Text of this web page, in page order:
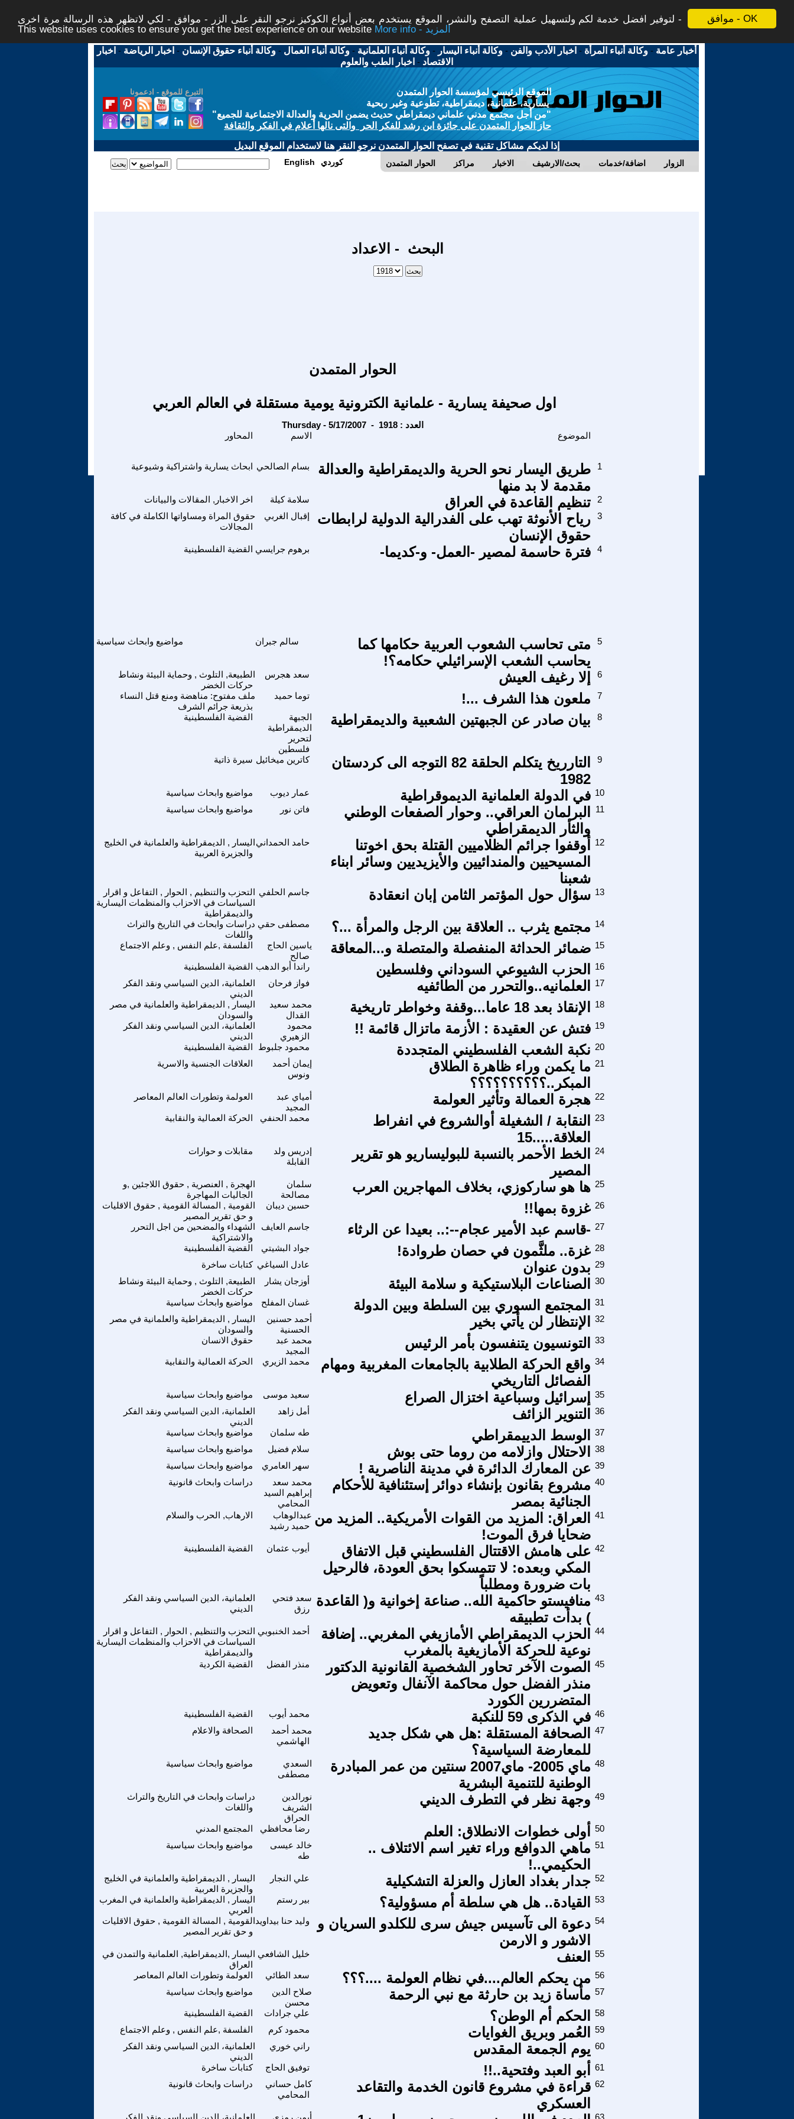
موافق - OK
لتوفير افضل خدمة لكم ولتسهيل عملية التصفح والنشر، الموقع يستخدم بعض أنواع الكوكيز نرجو النقر على الزر - موافق - لكي لاتظهر هذه الرسالة مرة اخرى -
This website uses cookies to ensure you get the best experience on our website
More info - المزيد
أخبار عامة -وكالة أنباء المرأة - اخبار الأدب والفن -وكالة أنباء اليسار -وكالة أنباء العلمانية -وكالة أنباء العمال -وكالة أنباء حقوق الإنسان - اخبار الرياضة - اخبار
الاقتصاد - اخبار الطب والعلوم
التبرع للموقع - ادعمونا
الموقع الرئيسي لمؤسسة الحوار المتمدن
يسارية، علمانية، ديمقراطية، تطوعية وغير ربحية
"من أجل مجتمع مدني علماني ديمقراطي حديث يضمن الحرية والعدالة الاجتماعية للجميع"
حاز الحوار المتمدن على جائزة ابن رشد للفكر الحر والتى نالها أعلام في الفكر والثقافة
إذا لديكم مشاكل تقنية في تصفح الحوار المتمدن نرجو النقر هنا لاستخدام الموقع البديل
الحوار المتمدن مراكز الاخبار بحث/الارشيف اضافة/خدمات الزوار English كوردي
البحث - الاعداد
الحوار المتمدن
اول صحيفة يسارية - علمانية الكترونية يومية مستقلة في العالم العربي
Thursday - 5/17/2007 - العدد : 1918
الاسم الموضوع
ابحاث يسارية واشتراكية وشيوعية بسام الصالحي
طريق اليسار نحو الحرية والديمقراطية والعدالة
مقدمة لا بد منها
1
اخر الاخبار, المقالات والبيانات سلامة كيلة تنظيم القاعدة في العراق
2
حقوق المراة ومساواتها الكاملة في كافة
المجالات
إقبال الغربي
رياح الأنوثة تهب على الفدرالية الدولية لرابطات
حقوق الإنسان
3
القضية الفلسطينية برهوم جرايسي فترة حاسمة لمصير -العمل- و-كديما- 4
مواضيع وابحاث سياسية سالم جبران
متى تحاسب الشعوب العربية حكامها كما
يحاسب الشعب الإسرائيلي حكامه؟!
5
الطبيعة, التلوث , وحماية البيئة ونشاط
حركات الخضر
سعد هجرس إلا رغيف العيش 6
ملف مفتوح: مناهضة ومنع قتل النساء
بذريعة جرائم الشرف
توما حميد ملعون هذا الشرف ...! 7
القضية الفلسطينية
الجبهة
الديمقراطية
لتحرير
فلسطين
بيان صادر عن الجبهتين الشعبية والديمقراطية 8
سيرة ذاتية كاترين ميخائيل
التارريخ يتكلم الحلقة 82 التوجه الى كردستان
1982
9
مواضيع وابحاث سياسية عمار ديوب في الدولة العلمانية الديموقراطية 10
مواضيع وابحاث سياسية
فاتن نور
البرلمان العراقي.. وحوار الصفعات الوطني
والثأر الديمقراطي
11
اليسار , الديمقراطية والعلمانية في الخليج
والجزيرة العربية
حامد الحمداني
أوقفوا جرائم الظلاميين القتلة بحق اخوتنا
المسيحيين والمندائيين والأيزيديين وسائر ابناء
شعبنا
12
التحزب والتنظيم , الحوار , التفاعل و اقرار
السياسات في الاحزاب والمنظمات اليسارية
والديمقراطية
جاسم الحلفي سؤال حول المؤتمر الثامن إبان انعقادة 13
دراسات وابحاث في التاريخ والتراث
واللغات
مصطفى حقي مجتمع يثرب .. العلاقة بين الرجل والمرأة ...؟ 14
الفلسفة ,علم النفس , وعلم الاجتماع
ياسين الحاج
صالح
ضمائر الحداثة المنفصلة والمتصلة و...المعاقة 15
القضية الفلسطينية راندا أبو الدهب الحزب الشيوعي السوداني وفلسطين
16
العلمانية، الدين السياسي ونقد الفكر
الديني
فواز فرحان العلمانيه..والتحرر من الطائفيه 17
اليسار , الديمقراطية والعلمانية في مصر
والسودان
محمد سعيد
القدال
الإنقاذ بعد 18 عاما...وقفة وخواطر تاريخية 18
العلمانية، الدين السياسي ونقد الفكر
الديني
محمود
الزهيري
فتش عن العقيدة : الأزمة ماتزال قائمة !! 19
القضية الفلسطينية محمود جلبوط نكبة الشعب الفلسطيني المتجددة 20
العلاقات الجنسية والاسرية
إيمان أحمد
ونوس
ما يكمن وراء ظاهرة الطلاق
المبكر..؟؟؟؟؟؟؟؟؟؟
21
العولمة وتطورات العالم المعاصر
أمياي عبد
المجيد
هجرة العمالة وتأثير العولمة 22
الحركة العمالية والنقابية محمد الحنفي
النقابة / الشغيلة أوالشروع في انفراط
العلاقة.....15
23
مقابلات و حوارات
إدريس ولد
القابلة
الخط الأحمر بالنسبة للبوليساريو هو تقرير
المصير
24
الهجرة , العنصرية , حقوق اللاجئين ,و
الجاليات المهاجرة
سلمان
مصالحة
ها هو ساركوزي، بخلاف المهاجرين العرب 25
القومية , المسالة القومية , حقوق الاقليات
و حق تقرير المصير
حسين ديبان غزوة بمها!! 26
الشهداء والمضحين من اجل التحرر
والاشتراكية
جاسم العايف -قاسم عبد الأمير عجام--:.. بعيدا عن الرثاء 27
القضية الفلسطينية جواد البشيتي غزة.. ملثَّمون في حصان طروادة! 28
كتابات ساخرة عادل السياغي بدون عنوان 29
الطبيعة, التلوث , وحماية البيئة ونشاط
حركات الخضر
أوزجان يشار الصناعات البلاستيكية و سلامة البيئة 30
مواضيع وابحاث سياسية غسان المفلح المجتمع السوري بين السلطة وبين الدولة
31
اليسار , الديمقراطية والعلمانية في مصر
والسودان
أحمد حسنين
الحسنية
الإنتظار لن يأتي بخير 32
حقوق الانسان
محمد عبد
المجيد
التونسيون يتنفسون بأمر الرئيس 33
الحركة العمالية والنقابية محمد الزيري
واقع الحركة الطلابية بالجامعات المغربية ومهام
الفصائل التاريخي
34
مواضيع وابحاث سياسية سعيد موسى إسرائيل وسباعية اختزال الصراع
35
العلمانية، الدين السياسي ونقد الفكر
الديني
أمل زاهد التنوير الزائف 36
مواضيع وابحاث سياسية طه سلمان الوسط الدييمقراطي
37
مواضيع وابحاث سياسية
سلام فضيل الاحتلال وازلامه من روما حتى بوش
38
مواضيع وابحاث سياسية
سهر العامري عن المعارك الدائرة في مدينة الناصرية ! 39
دراسات وابحاث قانونية
محمد سعد
إبراهيم السيد
المحامي
مشروع بقانون بإنشاء دوائر إستئنافية للأحكام
الجنائية بمصر
40
الارهاب, الحرب والسلام
عبدالوهاب
حميد رشيد العراق: المزيد من القوات الأمريكية.. المزيد من
ضحايا فرق الموت!
41
القضية الفلسطينية أيوب عثمان
على هامش الاقتتال الفلسطيني قبل الاتفاق
المكي وبعده: لا تتمسكوا بحق العودة، فالرحيل
بات ضرورة ومطلباً
42
العلمانية، الدين السياسي ونقد الفكر
الديني
سعد فتحي
رزق
منافيستو حاكمية الله.. صناعة إخوانية و( القاعدة
) بدأت تطبيقه
43
التحزب والتنظيم , الحوار , التفاعل و اقرار
السياسات في الاحزاب والمنظمات اليسارية
والديمقراطية
أحمد الخنبوبي
الحزب الديمقراطي الأمازيغي المغربي.. إضافة
نوعية للحركة الأمازيغية بالمغرب
44
القضية الكردية منذر الفضل
الصوت الآخر تحاور الشخصية القانونية الدكتور
منذر الفضل حول محاكمة الآنفال وتعويض
المتضررين الكورد
45
القضية الفلسطينية محمد أيوب في الذكرى 59 للنكبة 46
الصحافة والاعلام
محمد أحمد
الهاشمي
الصحافة المستقلة :هل هي شكل جديد
للمعارضة السياسية؟
47
مواضيع وابحاث سياسية
السعدي
مصطفى
ماي 2005- ماي2007 سنتين من عمر المبادرة
الوطنية للتنمية البشرية
48
دراسات وابحاث في التاريخ والتراث
واللغات
نورالدين
الشريف
الحراق
وجهة نظر في التطرف الديني 49
المجتمع المدني رضا محافظي أولى خطوات الانطلاق: العلم
50
مواضيع وابحاث سياسية
خالد عيسى
طه
ماهي الدوافع وراء تغير اسم الائتلاف ..
الحكيمي..!
51
اليسار , الديمقراطية والعلمانية في الخليج
والجزيرة العربية
علي النجار جدار بغداد العازل والعزلة التشكيلية 52
اليسار , الديمقراطية والعلمانية في المغرب
العربي
بير رستم القيادة.. هل هي سلطة أم مسؤولية؟ 53
القومية , المسالة القومية , حقوق الاقليات
و حق تقرير المصير
وليد حنا بيداويد
دعوة الى تآسيس جيش سرى للكلدو السريان و
الاشور و الارمن
54
اليسار ,الديمقراطية, العلمانية والتمدن في
العراق
خليل الشافعي العنف 55
العولمة وتطورات العالم المعاصر سعد الطائي من يحكم العالم....في نظام العولمة ....؟؟؟ 56
مواضيع وابحاث سياسية
صلاح الدين
محسن
مأساة زيد بن حارثة مع نبي الرحمة 57
القضية الفلسطينية علي جرادات الحكم أم الوطن؟
58
الفلسفة ,علم النفس , وعلم الاجتماع
محمود كرم العُمر وبريق الغوايات
59
العلمانية، الدين السياسي ونقد الفكر
الديني
راني خوري يوم الجمعة المقدس 60
كتابات ساخرة توفيق الحاج أبو العبد وفتحية..!!
61
دراسات وابحاث قانونية
كامل حساني
المحامي
قراءة في مشروع قانون الخدمة والتقاعد
العسكري
62
العلمانية، الدين السياسي ونقد الفكر أيمن رمزي 63